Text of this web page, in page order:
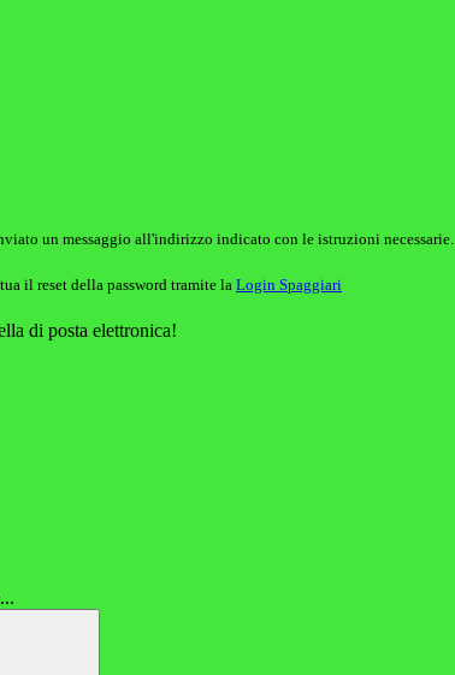
un messaggio all'indirizzo indicato con le istruzioni necessarie.
il reset della password tramite la Login Spaggiari
di posta elettronica!